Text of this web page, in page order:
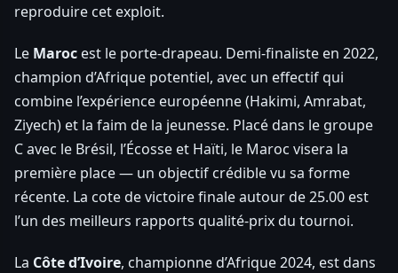
reproduire cet exploit.
Le Maroc est le porte-drapeau. Demi-finaliste en 2022,
champion d’Afrique potentiel, avec un effectif qui
combine l’expérience européenne (Hakimi, Amrabat,
Ziyech) et la faim de la jeunesse. Placé dans le groupe
C avec le Brésil, l’Écosse et Haïti, le Maroc visera la
première place — un objectif crédible vu sa forme
récente. La cote de victoire finale autour de 25.00 est
l’un des meilleurs rapports qualité-prix du tournoi.
La Côte d’Ivoire, championne d’Afrique 2024, est dans